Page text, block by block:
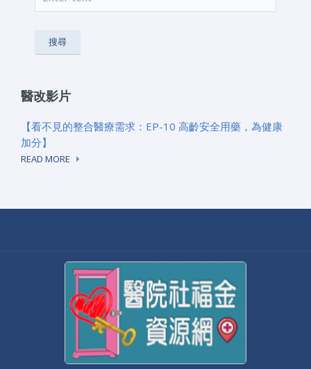
搜尋表單
醫改影片
【看不見的整合醫療需求：EP-10 高齡安全用藥，為健康
加分】
READ MORE